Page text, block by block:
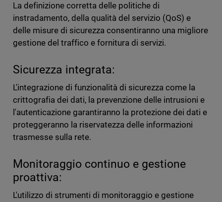
La definizione corretta delle politiche di
instradamento, della qualità del servizio (QoS) e
delle misure di sicurezza consentiranno una migliore
gestione del traffico e fornitura di servizi.
Sicurezza integrata:
L'integrazione di funzionalità di sicurezza come la
crittografia dei dati, la prevenzione delle intrusioni e
l'autenticazione garantiranno la protezione dei dati e
proteggeranno la riservatezza delle informazioni
trasmesse sulla rete.
Monitoraggio continuo e gestione
proattiva:
L'utilizzo di strumenti di monitoraggio e gestione